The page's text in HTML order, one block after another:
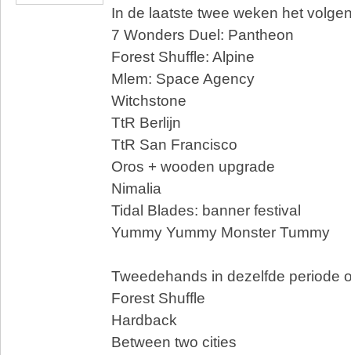
In de laatste twee weken het
7 Wonders Duel: Pantheon
Forest Shuffle: Alpine
Mlem: Space Agency
Witchstone
TtR Berlijn
TtR San Francisco
Oros + wooden upgrade
Nimalia
Tidal Blades: banner festival
Yummy Yummy Monster Tummy
Tweedehands in dezelfde periode
Forest Shuffle
Hardback
Between two cities